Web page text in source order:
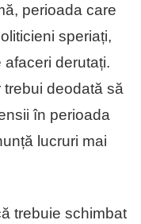
perioada care
speriați,
derutați.
trebui deodată să
în perioada
lucruri mai
trebuie schimbat